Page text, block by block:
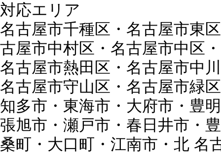
対応エリア
名古屋市千種区・名古屋市東
古屋市中村区・名古屋市中区
名古屋市熱田区・名古屋市中
名古屋市守山区・名古屋市緑
知多市・東海市・大府市・豊
張旭市・瀬戸市・春日井市・
桑町・大口町・江南市・北 名